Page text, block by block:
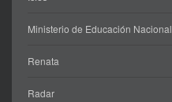
Ministerio de Educación Nacional
Renata
Radar